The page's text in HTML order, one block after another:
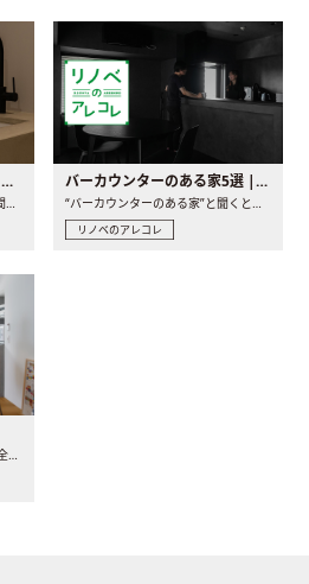
洗面所・洗面台リノベーションの事例と間取りアイデア バーカウンターのある家5選 | 日常に馴染む“距離の近い”キッチンとは
リノベのアレコレ
nuアドバイザー早見の家の話を、全4話でお届け。リノベーションを..